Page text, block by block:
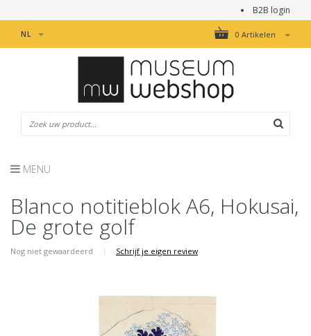
B2B login
0 Artikelen
NL
MENU
Blanco notitieblok A6, Hokusai,
De grote golf
Nog niet gewaardeerd | Schrijf je eigen review